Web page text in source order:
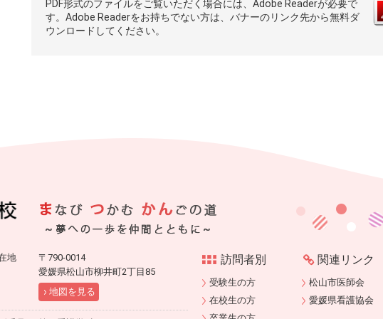
PDF形式のファイルをご覧いただく場合には、Adobe Readerが必要で
す。Adobe Readerをお持ちでない方は、バナーのリンク先から無料ダ
ウンロードしてください。
地
〒790-0014
愛媛県松山市柳井町2丁目85
地図を見る
訪問者別
受験生の方
在校生の方
関連リンク
松山市医師会
愛媛県看護協会